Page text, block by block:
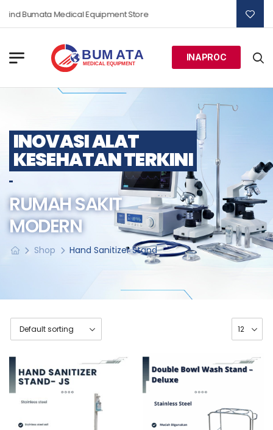
Find Bumata Medical Equipment Store
INAPROC
INOVASI ALAT
KESEHATAN TERKINI
RUMAH SAKIT
MODERN
Shop Hand Sanitizer Stand